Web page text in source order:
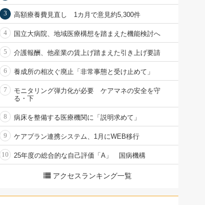
3 高額療養費見直し 1カ月で意見約5,300件
4 国立大病院、地域医療構想を踏まえた機能検討へ
5 介護報酬、他産業の賃上げ踏まえた引き上げ要請
6 養成所の相次ぐ廃止「非常事態と受け止めて」
7
モニタリング弾力化が必要 ケアマネの安全を守
る・下
8 病床を整備する医療機関に「説明求めて」
9 ケアプラン連携システム、1月にWEB移行
10 25年度の総合的な自己評価「A」 国病機構
アクセスランキング一覧